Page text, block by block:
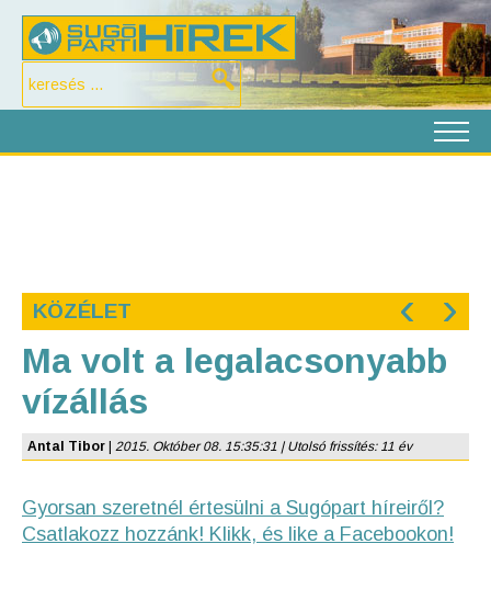
KÖZÉLET ‹ ›
Ma volt a legalacsonyabb
vízállás
Antal Tibor 2015. Október 08. 15:35:31 | Utolsó frissítés: 11 év
Gyorsan szeretnél értesülni a Sugópart híreiről?
Csatlakozz hozzánk! Klikk, és like a Facebookon!